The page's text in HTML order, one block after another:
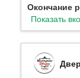
Окончание
Показать